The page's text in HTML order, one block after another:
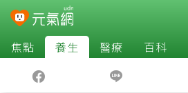
焦點 養生 醫療 百科